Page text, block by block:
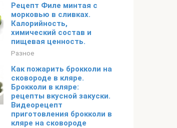
Рецепт Филе минтая с
морковью в сливках.
Калорийность,
химический состав и
пищевая ценность.
Разное
Как пожарить брокколи на
сковороде в кляре.
Брокколи в кляре:
рецепты вкусной закуски.
Видеорецепт
приготовления брокколи в
кляре на сковороде